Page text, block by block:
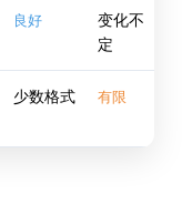
良好
变化不
定
少数格式 有限